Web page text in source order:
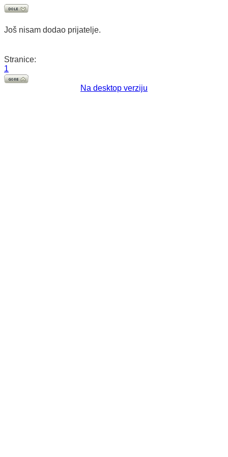
Još nisam dodao prijatelje.
Stranice:
1
Na desktop verziju